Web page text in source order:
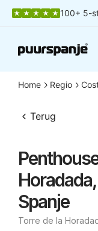
100+ 5-
Home Regio
Terug
Spanje
Torre de la